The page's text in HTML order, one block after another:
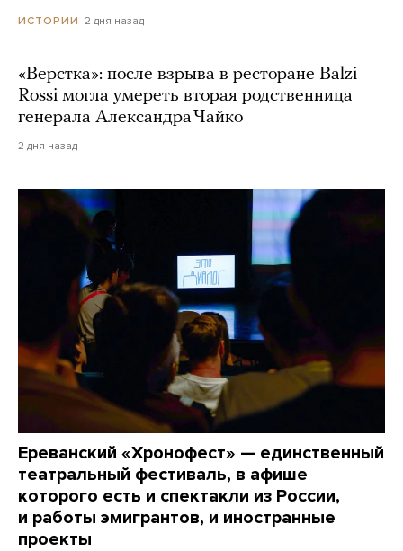
ИСТОРИИ 2 дня назад
«Верстка»: после взрыва в ресторане Balzi
Rossi могла умереть вторая родственница
генерала Александра Чайко
2 дня назад
Ереванский «Хронофест» — единственный
театральный фестиваль, в афише
которого есть и спектакли из России,
и работы эмигрантов, и иностранные
проекты